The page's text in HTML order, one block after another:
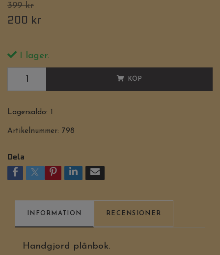
399 kr
200 kr
I lager.
KÖP
Lagersaldo:
Artikelnummer: 798
Dela
INFORMATION RECENSIONER
Handgjord plånbok.